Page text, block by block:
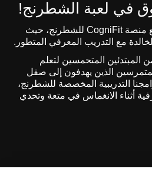
في لعبة الشطرنج!
أطلق العنان لقوة عقلك مع منصة CogniFit للشطرنج، حيث
مع التدريب المعرفي المتطور.
المبتدئين المتحمسين لتعلم
الذين يهدفون إلى صقل
التدريبية المخصصة للشطرنج،
أثناء الانغماس في متعة وتحدي